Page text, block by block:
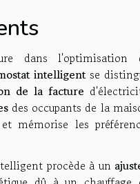
dans
intelligentse
de la facture
des occupants de la
mémorise les
procède à un